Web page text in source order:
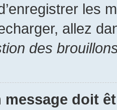
les
allez
des
doit